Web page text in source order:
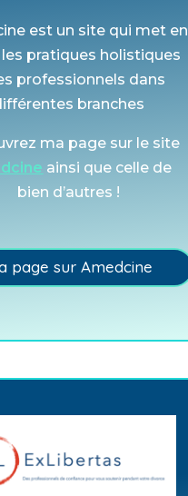
est un site qui met en
pratiques holistiques
professionnels dans
branches
ma page sur le site
ainsi que celle de
bien d’autres !
page sur Amedcine